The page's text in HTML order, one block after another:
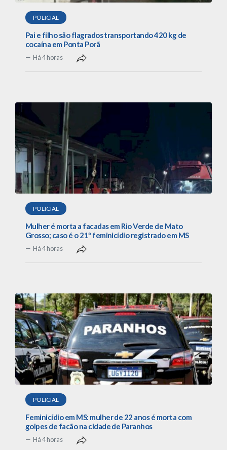
POLICIAL
Pai e filho são flagrados transportando 420 kg de
cocaína em Ponta Porã
Há 4 horas
POLICIAL
Mulher é morta a facadas em Rio Verde de Mato
Grosso; caso é o 21º feminicídio registrado em MS
Há 4 horas
POLICIAL
Feminicídio em MS: mulher de 22 anos é morta com
golpes de facão na cidade de Paranhos
Há 4 horas